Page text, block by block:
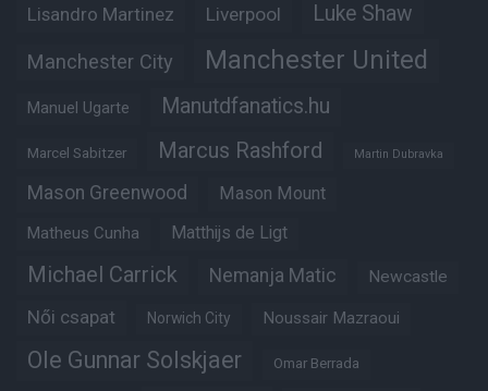
Lisandro Martinez Liverpool Luke Shaw
Manchester City Manchester United
Manuel Ugarte Manutdfanatics.hu
Marcel Sabitzer Marcus Rashford Martin Dubravka
Mason Greenwood Mason Mount
Matheus Cunha Matthijs de Ligt
Michael Carrick Nemanja Matic Newcastle
Női csapat Norwich City Noussair Mazraoui
Ole Gunnar Solskjaer Omar Berrada